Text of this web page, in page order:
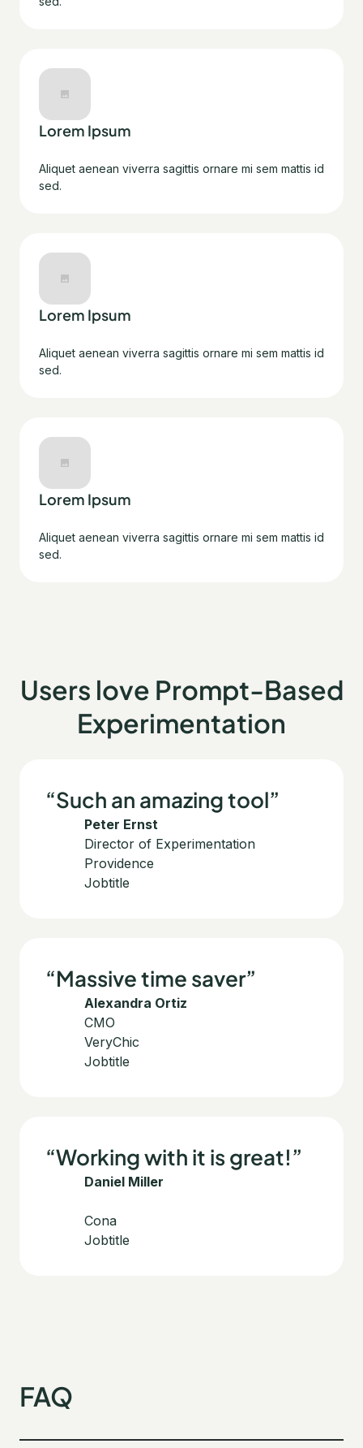
Lorem Ipsum
Aliquet aenean viverra sagittis ornare mi sem mattis id
sed.
Lorem Ipsum
Aliquet aenean viverra sagittis ornare mi sem mattis id
sed.
Lorem Ipsum
Aliquet aenean viverra sagittis ornare mi sem mattis id
sed.
Users love Prompt-Based
Experimentation
“Such an amazing tool”
Peter Ernst
Director of Experimentation
Providence
Jobtitle
“Massive time saver”
Alexandra Ortiz
CMO
VeryChic
Jobtitle
“Working with it is great!”
Daniel Miller
Cona
Jobtitle
FAQ